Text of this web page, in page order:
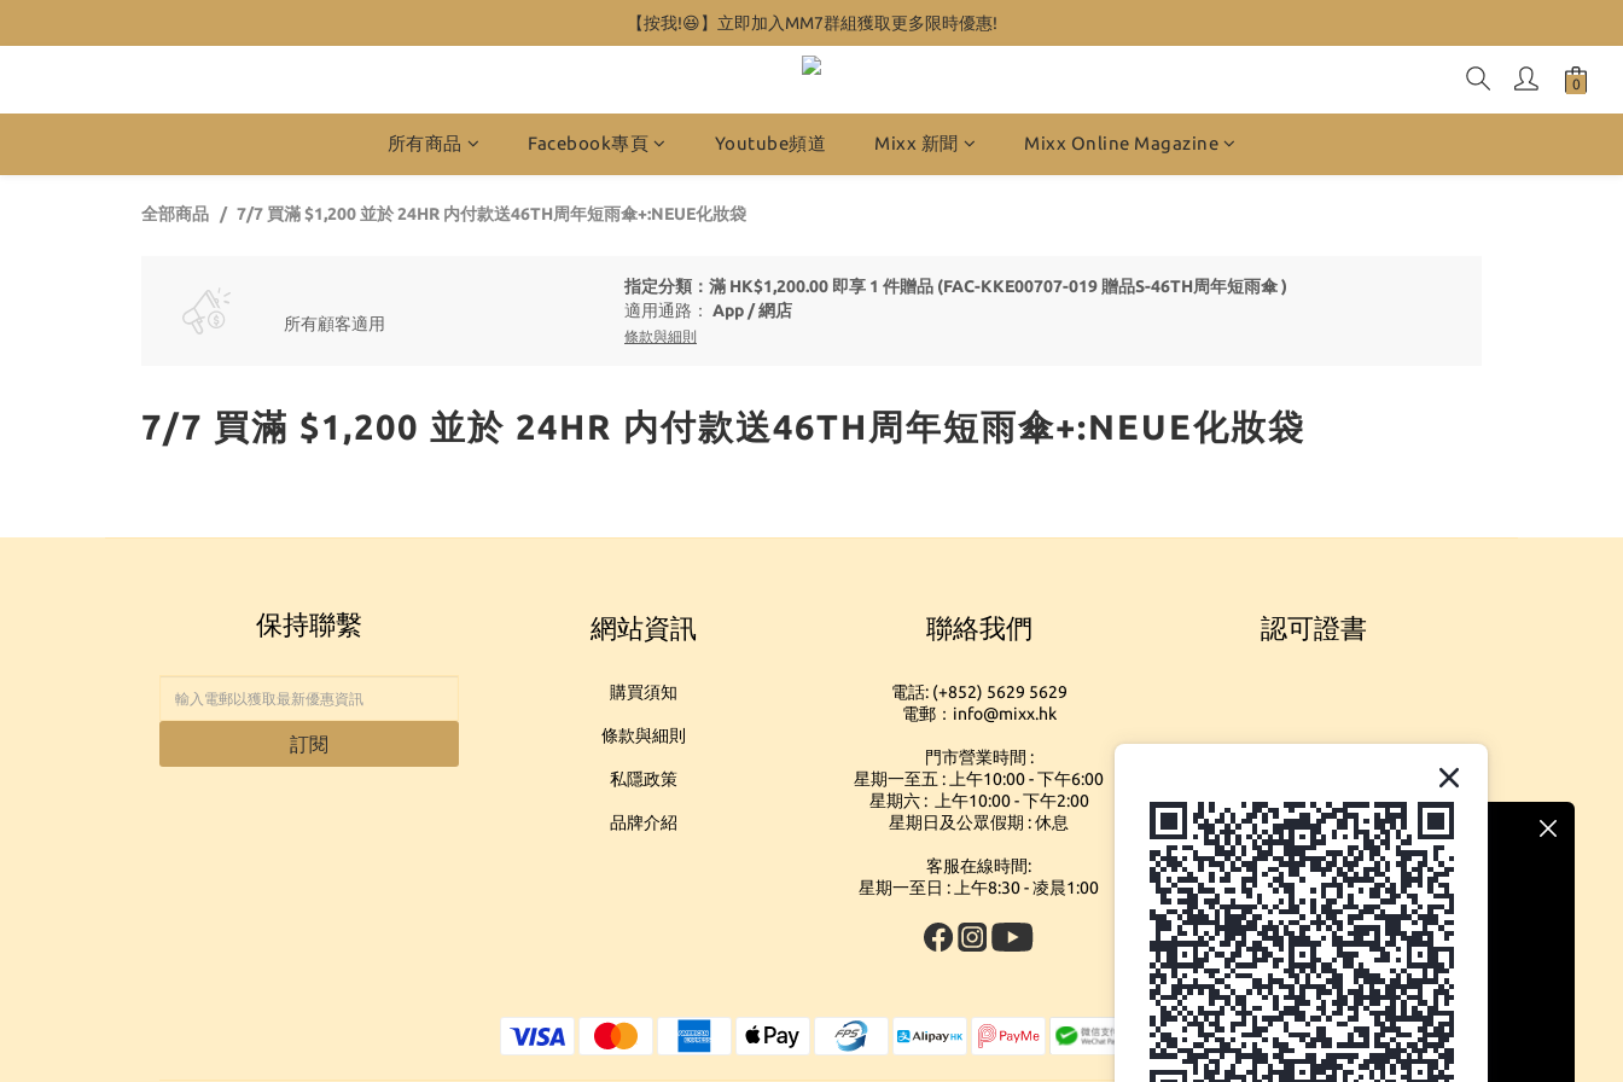
【按我!😆】立即加入MM7群組獲取更多限時優惠!
所有商品 Facebook專頁 Youtube頻道 Mixx 新聞 Mixx Online Magazine
全部商品 7/7 買滿 $1,200 並於 24HR 内付款送46TH周年短雨傘+:NEUE化妝袋
所有顧客適用
指定分類：滿 HK$1,200.00 即享 1 件贈品 (FAC-KKE00707-019 贈品S-46TH周年短雨傘 )
適用通路： App /網店
條款與細則
7/7 買滿 $1,200 並於 24HR 内付款送46TH周年短雨傘+:NEUE化妝袋
保持聯繫
訂閱
網站資訊
購買須知
條款與細則
私隱政策
品牌介紹
聯絡我們
電話: (+852) 5629 5629
電郵：info@mixx.hk
門市營業時間 :
星期一至五 : 上午10:00 - 下午6:00
星期六 : 上午10:00 - 下午2:00
星期日及公眾假期 : 休息
客服在線時間:
星期一至日 : 上午8:30 - 凌晨1:00
認可證書